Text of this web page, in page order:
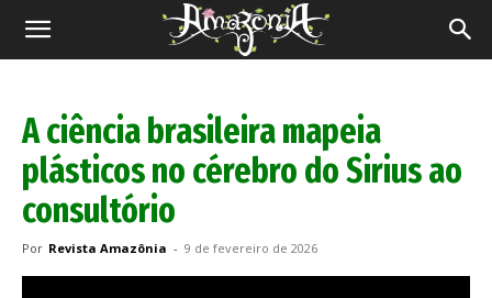
Revista
A ciência brasileira mapeia
plásticos no cérebro do Sirius ao
consultório
Por Revista Amazônia - 9 de fevereiro de 2026